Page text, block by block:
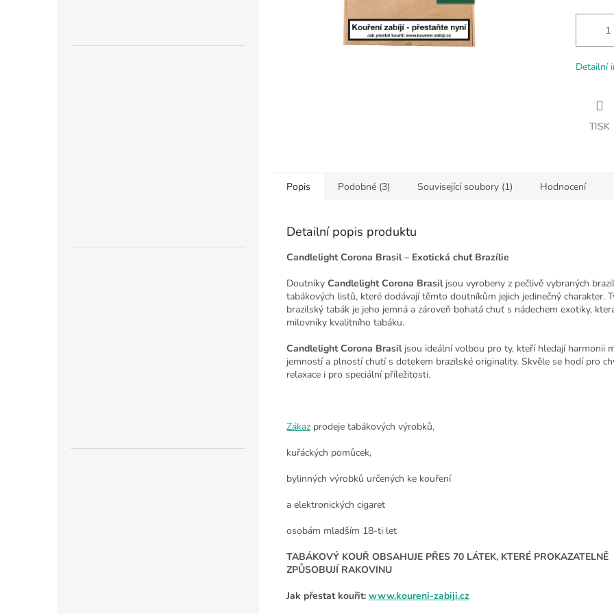
Detailní
TISK
Popis Podobné (3) Související soubory (1) Hodnocení
Detailní popis produktu
Candlelight Corona Brasil – Exotická chuť Brazílie
Doutníky Candlelight Corona Brasiljsou vyrobeny z pečlivě vybraných
tabákových listů, které dodávají těmto doutníkům jejich jedinečný charakter.
brazilský tabák je jeho jemná a zároveň bohatá chuť s nádechem exotiky,
milovníky kvalitního tabáku.
Candlelight Corona Brasiljsou ideální volbou pro ty, kteří hledají harmonii
jemností a plností chutí s dotekem brazilské originality. Skvěle se hodí pro
relaxace i pro speciální příležitosti.
Zákaz prodeje tabákových výrobků,
kuřáckých pomůcek,
bylinných výrobků určených ke kouření
a elektronických cigaret
osobám mladším 18-ti let
TABÁKOVÝ KOUŘ OBSAHUJE PŘES 70 LÁTEK, KTERÉ PROKAZATELNĚ
ZPŮSOBUJÍ RAKOVINU
Jak přestat kouřit: www.koureni-zabiji.cz